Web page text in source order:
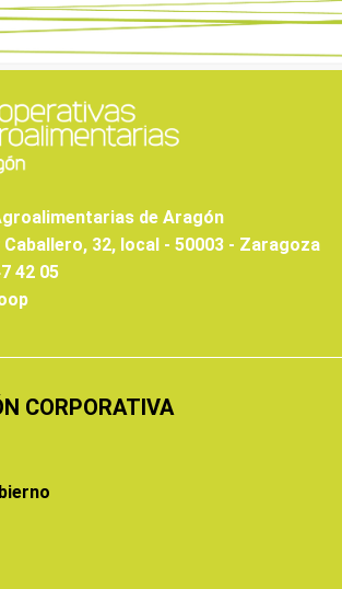
de Aragón
Caballero, 32, local - 50003 - Zaragoza
42 05
CORPORATIVA